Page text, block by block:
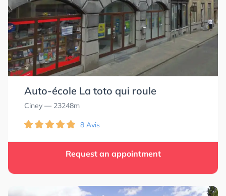
Auto-école La toto qui roule
Ciney — 23248m
8 Avis
Request an appointment